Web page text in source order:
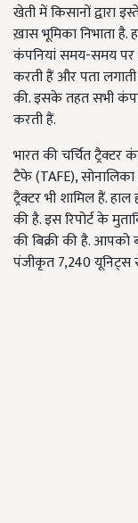
खेती में किसानों द्वारा
ख़ास भूमिका निभाता है.
कंपनियां समय-समय पर
करती हैं और पता
की. इसके तहत सभी
करती हैं.
भारत की चर्चित ट्रैक्टर
टैफे (TAFE),
ट्रैक्टर भी शामिल हैं.
की है. इस रिपोर्ट के
की बिक्री की है. आपको
पंजीकृत 7,240 यूनिट्स